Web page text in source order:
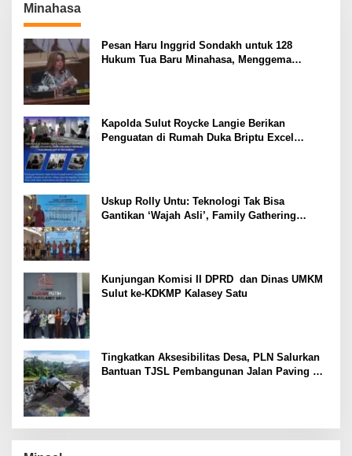
Minahasa
Pesan Haru Inggrid Sondakh untuk 128
Hukum Tua Baru Minahasa, Menggema
Kapolda Sulut Roycke Langie Berikan
Penguatan di Rumah Duka Briptu Excel
Uskup Rolly Untu: Teknologi Tak Bisa
Gantikan ‘Wajah Asli’, Family Gathering
Kunjungan Komisi II DPRD dan Dinas UMKM
Sulut ke-KDKMP Kalasey Satu
Tingkatkan Aksesibilitas Desa, PLN Salurkan
Bantuan TJSL Pembangunan Jalan Paving di